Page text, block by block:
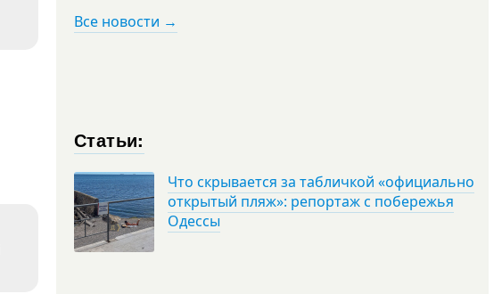
Все новости →
Статьи:
Что скрывается за табличкой «официально
открытый пляж»: репортаж с побережья
Одессы